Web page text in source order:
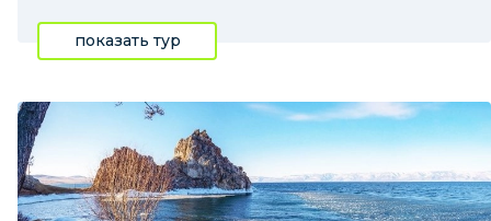
показать тур